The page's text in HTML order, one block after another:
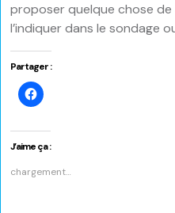
proposer quelque chose de
l’indiquer dans le sondage
Partager :
Cliquez
pour
Facebook(ouvre
dans
une
fenêtre)
J’aime ça :
chargement…